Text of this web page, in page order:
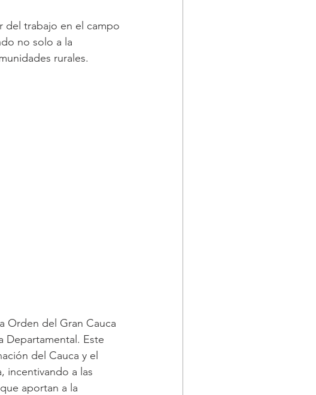
del trabajo en el campo
no solo a la
rurales.
Orden del Gran Cauca
Departamental. Este
del Cauca y el
incentivando a las
aportan a la